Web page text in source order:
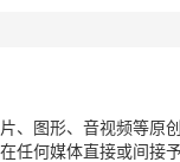
、图形、音视频等原
任何媒体直接或间接